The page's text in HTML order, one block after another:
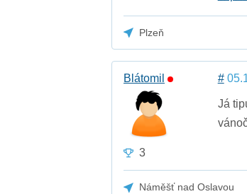
Plzeň
Blátomil
3
#
Já
Náměšť nad Oslavou